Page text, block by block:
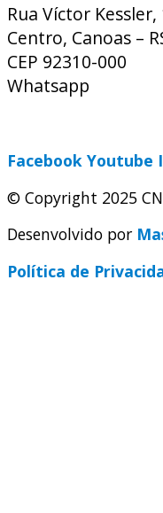
Rua Víctor Kessler,
Centro, Canoas –
CEP 92310-000
Whatsapp
Facebook Youtube
© Copyright 2025
Desenvolvido por
Política de